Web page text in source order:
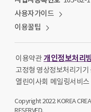
사용자가이드
이용꿀팁
이용약관 개인정보처리
고정형 영상정보처리기기
열린이사회 메일링서비스
Copyright 2022. KOREA